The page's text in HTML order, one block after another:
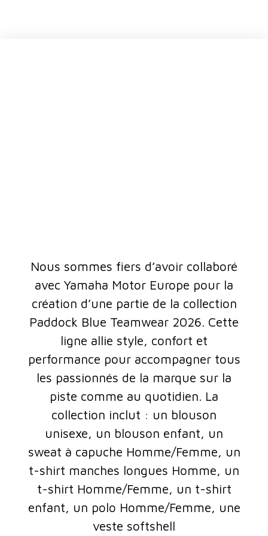
Nous sommes fiers d’avoir collaboré
avec Yamaha Motor Europe pour la
création d’une partie de la collection
Paddock Blue Teamwear 2026. Cette
ligne allie style, confort et
performance pour accompagner tous
les passionnés de la marque sur la
piste comme au quotidien. La
collection inclut : un blouson
unisexe, un blouson enfant, un
sweat à capuche Homme/Femme, un
t-shirt manches longues Homme, un
t-shirt Homme/Femme, un t-shirt
enfant, un polo Homme/Femme, une
veste softshell